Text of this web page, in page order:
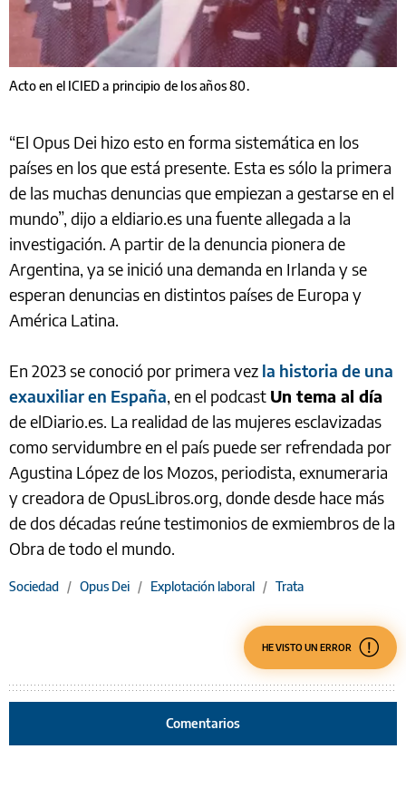
Acto en el ICIED a principio de los años 80.
“El Opus Dei hizo esto en forma sistemática en los
países en los que está presente. Esta es sólo la primera
de las muchas denuncias que empiezan a gestarse en el
mundo”, dijo a eldiario.es una fuente allegada a la
investigación. A partir de la denuncia pionera de
Argentina, ya se inició una demanda en Irlanda y se
esperan denuncias en distintos países de Europa y
América Latina.
En 2023 se conoció por primera vez la historia de una
exauxiliar en España , en el podcast Un tema al día
de elDiario.es. La realidad de las mujeres esclavizadas
como servidumbre en el país puede ser refrendada por
Agustina López de los Mozos, periodista, exnumeraria
y creadora de OpusLibros.org, donde desde hace más
de dos décadas reúne testimonios de exmiembros de la
Obra de todo el mundo.
Sociedad / Opus Dei / Explotación laboral / Trata
HE VISTO UN ERROR
Comentarios